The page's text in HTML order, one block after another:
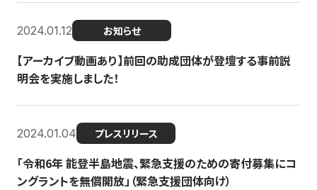
2024.01.12 お知らせ
【アーカイブ動画あり】前回の助成団体が登壇する事前説
明会を実施しました！
2024.01.04 プレスリリース
「令和6年 能登半島地震、緊急支援のための寄付募集にコ
ングラントを無償開放」（緊急支援団体向け）